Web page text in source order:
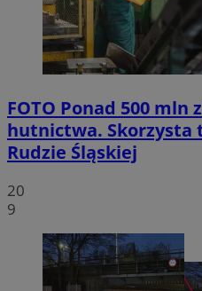
FOTO Ponad 500 mln
hutnictwa. Skorzysta
Rudzie Śląskiej
20
9